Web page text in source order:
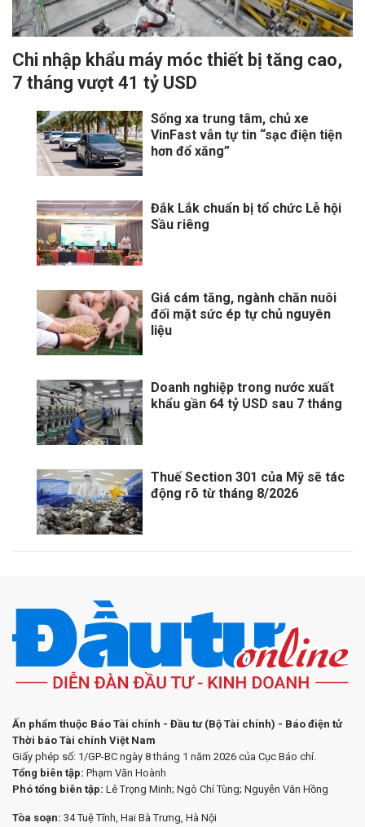
Chi nhập khẩu máy móc thiết bị tăng cao,
7 tháng vượt 41 tỷ USD
Sống xa trung tâm, chủ xe
VinFast vẫn tự tin “sạc điện tiện
hơn đổ xăng”
Đắk Lắk chuẩn bị tổ chức Lễ hội
Sầu riêng
Giá cám tăng, ngành chăn nuôi
đối mặt sức ép tự chủ nguyên
liệu
Doanh nghiệp trong nước xuất
khẩu gần 64 tỷ USD sau 7 tháng
Thuế Section 301 của Mỹ sẽ tác
động rõ từ tháng 8/2026
Ấn phẩm thuộc Báo Tài chính - Đầu tư (Bộ Tài chính) - Báo điện tử
Thời báo Tài chính Việt Nam
Giấy phép số: 1/GP-BC ngày 8 tháng 1 năm 2026 của Cục Báo chí.
Tổng biên tập: Phạm Văn Hoành
Phó tổng biên tập: Lê Trọng Minh; Ngô Chí Tùng; Nguyễn Văn Hồng
Tòa soạn: 34 Tuệ Tĩnh, Hai Bà Trưng, Hà Nội